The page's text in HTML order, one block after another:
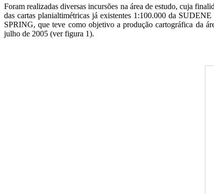
Foram realizadas diversas incursões na área de estudo, cuja
das cartas planialtimétricas já existentes 1:100.000 da
SPRING, que teve como objetivo a produção cartográfica da
julho de 2005 (ver figura 1).